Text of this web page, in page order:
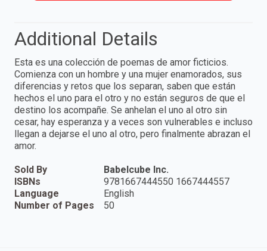
Additional Details
Esta es una colección de poemas de amor ficticios.
Comienza con un hombre y una mujer enamorados, sus
diferencias y retos que los separan, saben que están
hechos el uno para el otro y no están seguros de que el
destino los acompañe. Se anhelan el uno al otro sin
cesar, hay esperanza y a veces son vulnerables e incluso
llegan a dejarse el uno al otro, pero finalmente abrazan el
amor.
Sold By
Babelcube Inc.
ISBNs
9781667444550 1667444557
Language
English
Number of Pages
50